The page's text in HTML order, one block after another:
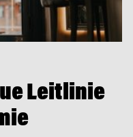
Leitlinie